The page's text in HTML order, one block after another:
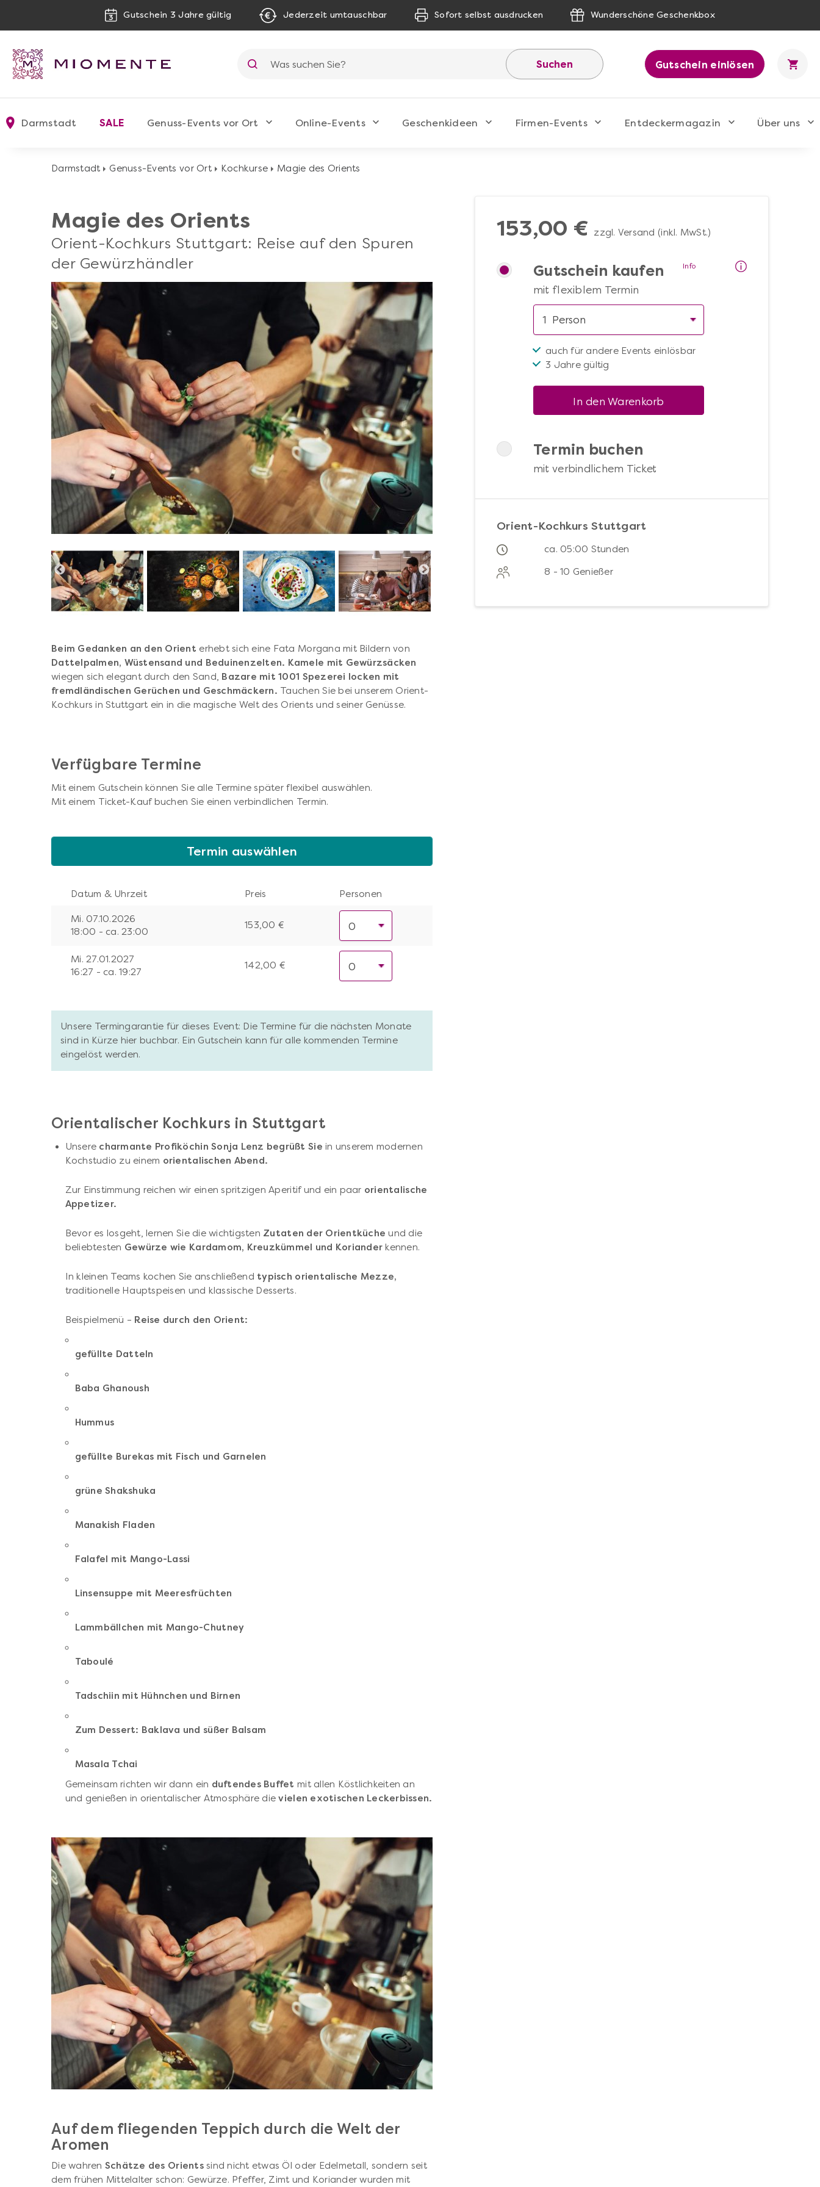
Gutschein 3 Jahre gültig Jederzeit umtauschbar Sofort selbst ausdrucken Wunderschöne Geschenkbox
Suchen Gutschein einlösen
Darmstadt SALE Genuss-Events vor Ort Online-Events Geschenkideen Firmen-Events Entdeckermagazin Über uns
Darmstadt Genuss-Events vor Ort Kochkurse Magie des Orients
Magie des Orients
Orient-Kochkurs Stuttgart: Reise auf den Spuren
der Gewürzhändler
Beim Gedanken an den Orient erhebt sich eine Fata Morgana mit Bildern von
Dattelpalmen, Wüstensand und Beduinenzelten. Kamele mit Gewürzsäcken
wiegen sich elegant durch den Sand, Bazare mit 1001 Spezerei locken mit
fremdländischen Gerüchen und Geschmäckern. Tauchen Sie bei unserem Orient-
Kochkurs in Stuttgart ein in die magische Welt des Orients und seiner Genüsse.
Verfügbare Termine
Mit einem Gutschein können Sie alle Termine später flexibel auswählen.
Mit einem Ticket-Kauf buchen Sie einen verbindlichen Termin.
Termin auswählen
Datum & Uhrzeit Preis Personen
Mi. 07.10.2026
18:00 - ca. 23:00
153,00 €
Mi. 27.01.2027
16:27 - ca. 19:27
142,00 €
Unsere Termingarantie für dieses Event: Die Termine für die nächsten Monate
sind in Kürze hier buchbar. Ein Gutschein kann für alle kommenden Termine
eingelöst werden.
Orientalischer Kochkurs in Stuttgart
Unsere charmante Profiköchin Sonja Lenz begrüßt Sie in unserem modernen
Kochstudio zu einem orientalischen Abend.
Zur Einstimmung reichen wir einen spritzigen Aperitif und ein paar orientalische
Appetizer.
Bevor es losgeht, lernen Sie die wichtigsten Zutaten der Orientküche und die
beliebtesten Gewürze wie Kardamom, Kreuzkümmel und Koriander kennen.
In kleinen Teams kochen Sie anschließend typisch orientalische Mezze,
traditionelle Hauptspeisen und klassische Desserts.
Beispielmenü – Reise durch den Orient:
gefüllte Datteln
Baba Ghanoush
Hummus
gefüllte Burekas mit Fisch und Garnelen
grüne Shakshuka
Manakish Fladen
Falafel mit Mango-Lassi
Linsensuppe mit Meeresfrüchten
Lammbällchen mit Mango-Chutney
Taboulé
Tadschiin mit Hühnchen und Birnen
Zum Dessert: Baklava und süßer Balsam
Masala Tchai
Gemeinsam richten wir dann ein duftendes Buffet mit allen Köstlichkeiten an
und genießen in orientalischer Atmosphäre dievielen exotischen Leckerbissen.
Auf dem fliegenden Teppich durch die Welt der
Aromen
Die wahren Schätze des Orientssind nicht etwas Öl oder Edelmetall, sondern seit
dem frühen Mittelalter schon: Gewürze. Pfeffer, Zimt und Koriander wurden mit
153,00 € zzgl. Versand (inkl. MwSt.)
Gutschein kaufen
mit flexiblem Termin
auch für andere Events einlösbar
3 Jahre gültig
In den Warenkorb
Termin buchen
mit verbindlichem Ticket
Info
Orient-Kochkurs Stuttgart
ca. 05:00 Stunden
8 - 10 Genießer